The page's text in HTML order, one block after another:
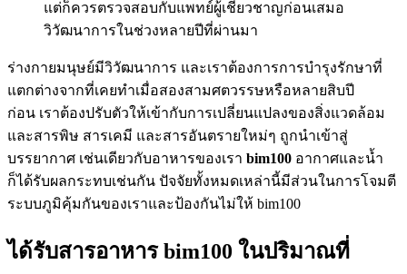
แต่ก็ควรตรวจสอบกับแพทย์ผู้เชี่ยวชาญก่อนเสมอ
วิวัฒนาการในช่วงหลายปีที่ผ่านมา
ร่างกายมนุษย์มีวิวัฒนาการ และเราต้องการการบำรุงรักษาที่
แตกต่างจากที่เคยทำเมื่อสองสามศตวรรษหรือหลายสิบปี
ก่อน เราต้องปรับตัวให้เข้ากับการเปลี่ยนแปลงของสิ่งแวดล้อม
และสารพิษ สารเคมี และสารอันตรายใหม่ๆ ถูกนำเข้าสู่
บรรยากาศ เช่นเดียวกับอาหารของเรา bim100 อากาศและน้ำ
ก็ได้รับผลกระทบเช่นกัน ปัจจัยทั้งหมดเหล่านี้มีส่วนในการโจมตี
ระบบภูมิคุ้มกันของเราและป้องกันไม่ให้ bim100
ได้รับสารอาหาร bim100 ในปริมาณที่